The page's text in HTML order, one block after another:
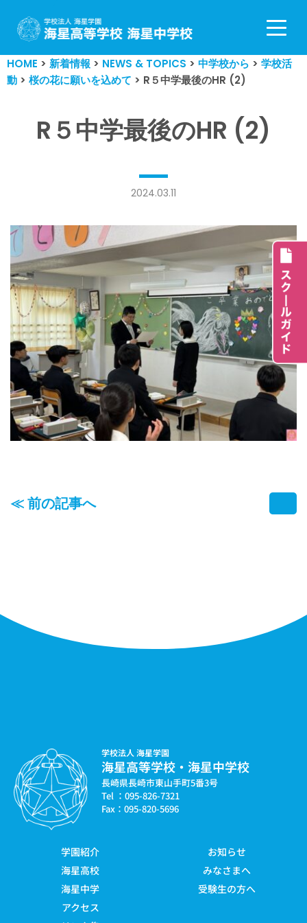
コ
ン
テ
ン
HOME > 新着情報 > NEWS & TOPICS > 中学校から > 学校活
動 > 桜の花に願いを込めて > R５中学最後のHR (2)
R５中学最後のHR (2)
2024.03.11
≪ 前の記事へ
学校法人 海星学園
海星高等学校・海星中学校
長崎県長崎市東山手町5番3号
Tel ：095-826-7321
Fax：095-820-5696
学園紹介
海星高校
海星中学
アクセス
お知らせ
みなさまへ
受験生の方へ